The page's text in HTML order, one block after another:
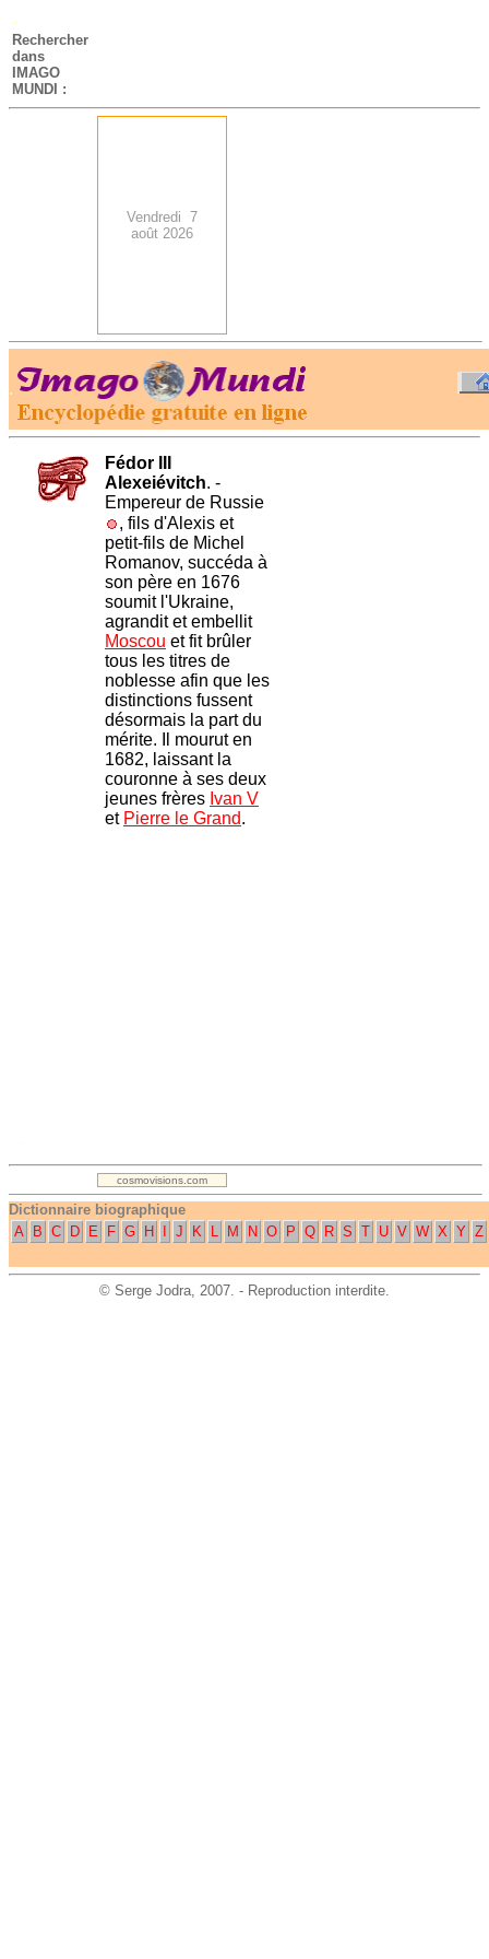
-
Rechercher
dans
IMAGO
MUNDI :
Vendredi 7
août 2026
.
Fédor III
Alexeiévitch. -
Empereur de Russie
, fils d'Alexis et
petit-fils de Michel
Romanov, succéda à
son père en 1676
soumit l'Ukraine,
agrandit et embellit
Moscou et fit brûler
tous les titres de
noblesse afin que les
distinctions fussent
désormais la part du
mérite. Il mourut en
1682, laissant la
couronne à ses deux
jeunes frères Ivan V
et Pierre le Grand.
.
cosmovisions.com
Dictionnaire biographique
A
B C D E F G H J K L M N O P Q R S T U V W X Y Z
© Serge Jodra, 2007. - Reproduction interdite.